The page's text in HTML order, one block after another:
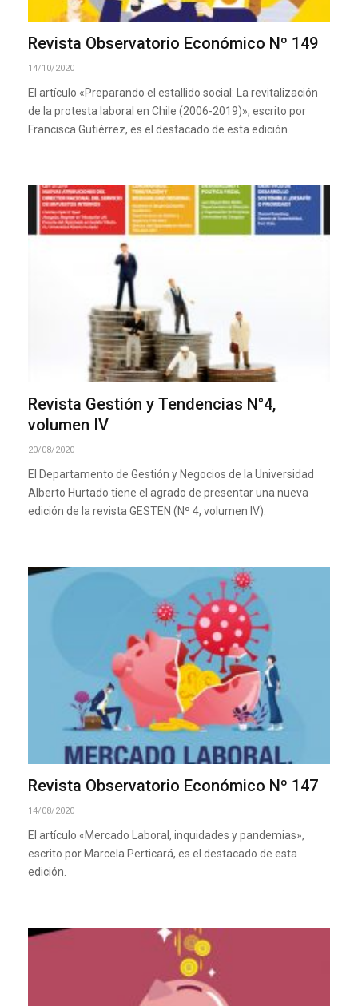
Revista Observatorio Económico Nº 149
14/10/2020
El artículo «Preparando el estallido social: La revitalización
de la protesta laboral en Chile (2006-2019)», escrito por
Francisca Gutiérrez, es el destacado de esta edición.
Revista Gestión y Tendencias N°4,
volumen IV
20/08/2020
El Departamento de Gestión y Negocios de la Universidad
Alberto Hurtado tiene el agrado de presentar una nueva
edición de la revista GESTEN (Nº 4, volumen IV).
Revista Observatorio Económico Nº 147
14/08/2020
El artículo «Mercado Laboral, inquidades y pandemias»,
escrito por Marcela Perticará, es el destacado de esta
edición.